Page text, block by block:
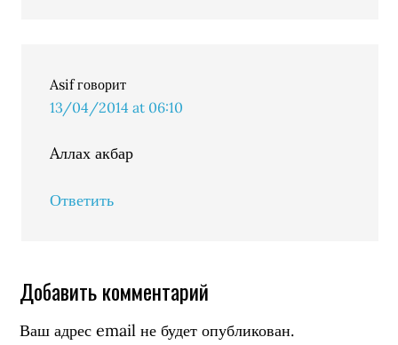
Asif говорит
13/04/2014 at 06:10
Aллах акбар
Ответить
Добавить комментарий
Ваш адрес email не будет опубликован.